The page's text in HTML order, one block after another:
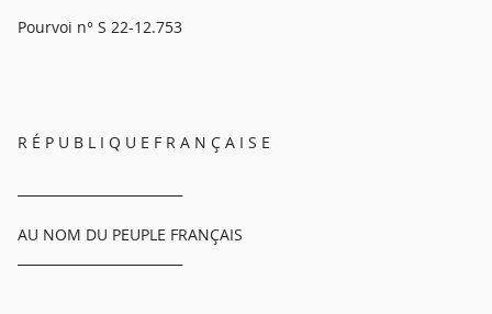
Pourvoi n° S 22-12.753
R É P U B L I Q U E F R A N Ç A I S E
AU NOM DU PEUPLE FRANÇAIS